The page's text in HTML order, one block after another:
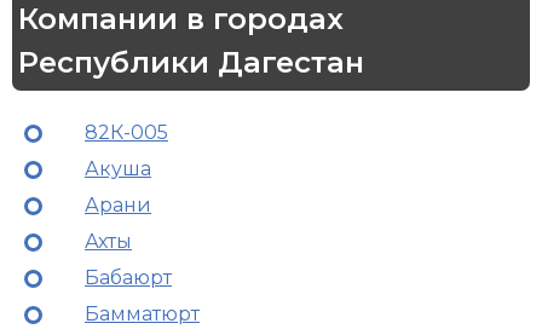
Компании в городах
Республики Дагестан
82К-005
Акуша
Арани
Ахты
Бабаюрт
Бамматюрт